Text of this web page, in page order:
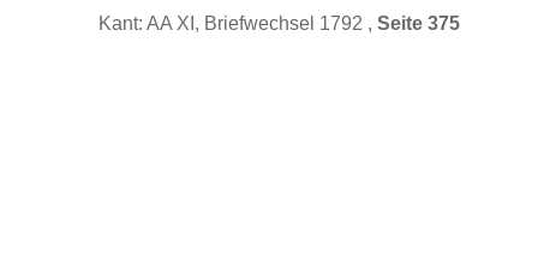
Kant: AA XI, Briefwechsel 1792 , Seite 375